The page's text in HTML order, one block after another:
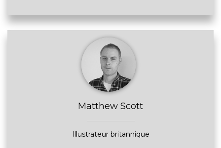
Matthew Scott
Illustrateur britannique